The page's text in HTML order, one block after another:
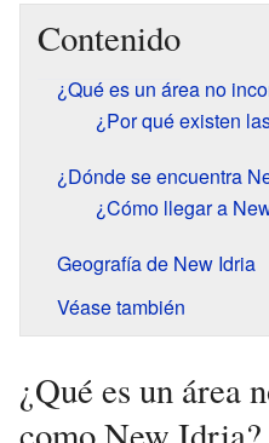
Contenido
¿Qué es un área no
¿Por qué existen
¿Dónde se encuentra
¿Cómo llegar a
Geografía de New Idria
Véase también
¿Qué es un área